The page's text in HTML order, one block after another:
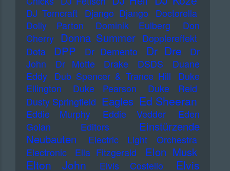
DJ Tomcraft Django Django
Doctorella
Dolly Parton
Dominik Eulberg
Don
Cherry Donna Summer Dopplereffekt
Dota
DPP Dr Demento Dr Dre
Dr
John
Dr Motte Drake DSDS
Duane
Eddy
Dub Spencer & Trance Hill
Duke
Ellington
Duke Pearson
Duke Reid
Dusty Springfield Eagles Ed Sheeran
Eddie Murphy Eddie Vedder
Eden
Golan
Editors
Einstürzende
Neubauten
Electric Light Orchestra
Electronic
Ella Fitzgerald Elon Musk
Elton John Elvis Costello
Elvis